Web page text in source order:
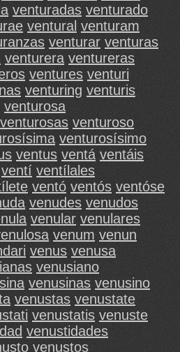
venturadas venturado
ventural venturam
venturar venturas
venturera ventureras
ventures venturi
venturing venturis
venturosa
venturosas venturoso
venturosísimo
ventus ventá ventáis
ventí ventílales
ventó ventós ventóse
venudes venudos
venular venulares
venum venun
venus venusa
venusiano
venusinas venusino
venustas venustate
venustatis venuste
venustidades
venustos